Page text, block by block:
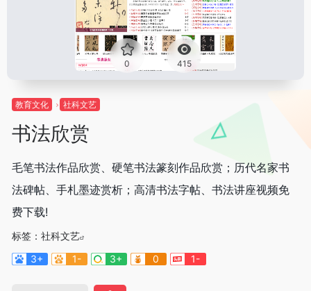
0 415
教育文化 社科文艺
书法欣赏
毛笔书法作品欣赏、硬笔书法篆刻作品欣赏；历代名家书
法碑帖、手札墨迹赏析；高清书法字帖、书法讲座视频免
费下载!
标签： 社科文艺
3+
1- 3+ 0 1-